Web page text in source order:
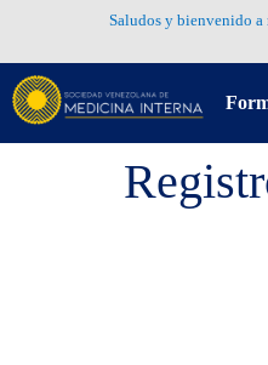
Saludos y bienvenido a